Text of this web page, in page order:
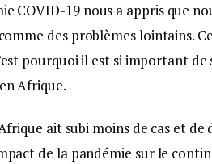
COVID-19 nous a appris que
des problèmes lointains.
pourquoi il est si important de
Afrique.
ait subi moins de cas et
de la pandémie sur le